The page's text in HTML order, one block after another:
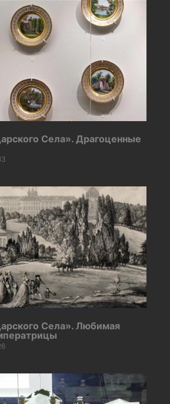
Села». Драгоценные
Села». Любимая